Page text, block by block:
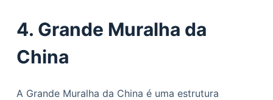
4. Grande Muralha da
China
A Grande Muralha da China é uma estrutura